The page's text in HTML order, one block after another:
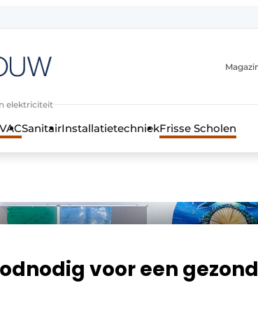
elektriciteit
SanitairInstallatietechniekFrisse Scholen
voor een